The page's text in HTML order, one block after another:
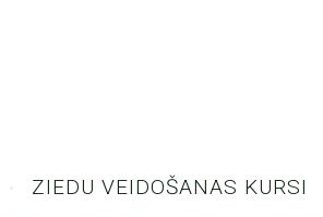
ZIEDU VEIDOŠANAS KURSI